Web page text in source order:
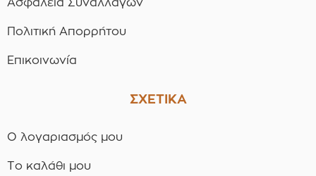
Ασφάλεια Συναλλαγών
Πολιτική Απορρήτου
Επικοινωνία
ΣΧΕΤΙΚΑ
Ο λογαριασμός μου
Το καλάθι μου